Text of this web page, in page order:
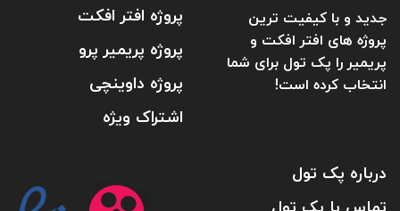
جدید و با کیفیت ترین
پروژه های افتر افکت و
پریمیر را پک تول برای شما
انتخاب کرده است!
پروژه افتر افکت
پروژه پریمیر پرو
پروژه داوینچی
اشتراک ویژه
درباره پک تول